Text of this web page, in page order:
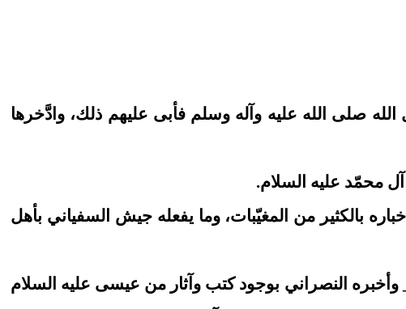
الله صلى الله عليه وآله وسلم فأبى عليهم ذلك، وادَّخرها
وإخباره بالكثير من المغيّبات، وما يفعله جيش السفياني بأهل
صفّين_ وأخبره النصراني بوجود كتب وآثار من عيسى عليه السلام